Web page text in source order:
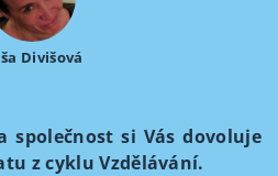
Divišová
si Vás dovoluje
z cyklu Vzdělávání.